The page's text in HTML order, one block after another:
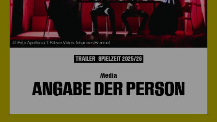
© Foto Apollonia T. Bitzan Video Johannes Hammel
Media
ANGABE DER PERSON
TRAILER SPIELZEIT 2025/26